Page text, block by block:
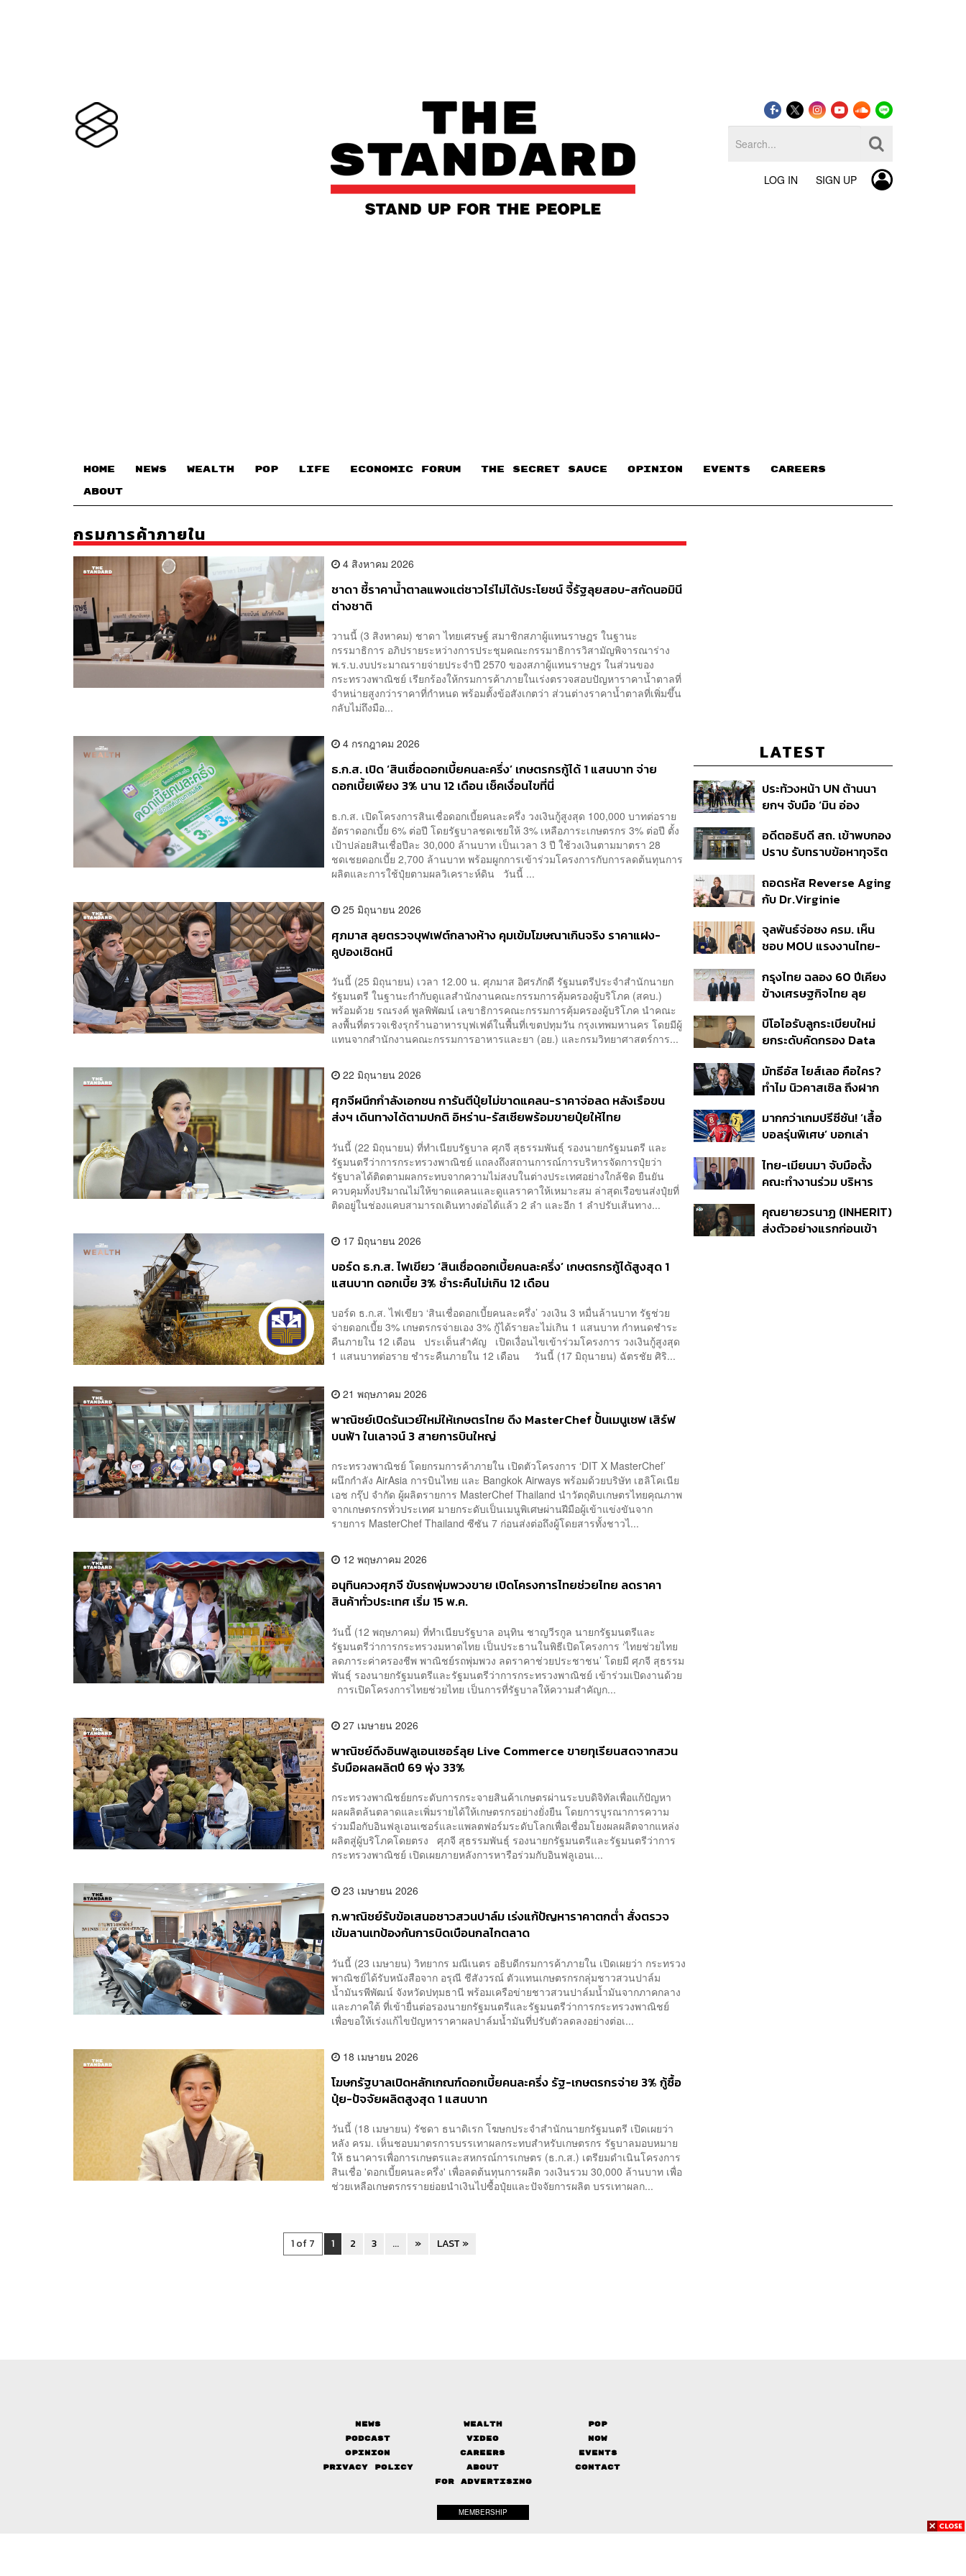
LOG IN SIGN UP
HOME NEWS WEALTH POP LIFE ECONOMIC FORUM THE SECRET SAUCE​ OPINION EVENTS CAREERS
ABOUT
กรมการค้าภายใน
4 สิงหาคม 2026
ชาดา ชี้ราคาน้ำตาลแพงแต่ชาวไร่ไม่ได้ประโยชน์ จี้รัฐลุยสอบ-สกัดนอมินี
ต่างชาติ
วานนี้ (3 สิงหาคม) ชาดา ไทยเศรษฐ์ สมาชิกสภาผู้แทนราษฎร ในฐานะ
กรรมาธิการ อภิปรายระหว่างการประชุมคณะกรรมาธิการวิสามัญพิจารณาร่าง
พ.ร.บ.งบประมาณรายจ่ายประจำปี 2570 ของสภาผู้แทนราษฎร ในส่วนของ
กระทรวงพาณิชย์ เรียกร้องให้กรมการค้าภายในเร่งตรวจสอบปัญหาราคาน้ำตาลที่
จำหน่ายสูงกว่าราคาที่กำหนด พร้อมตั้งข้อสังเกตว่า ส่วนต่างราคาน้ำตาลที่เพิ่มขึ้น
กลับไม่ถึงมือ...
4 กรกฎาคม 2026
ธ.ก.ส. เปิด ‘สินเชื่อดอกเบี้ยคนละครึ่ง’ เกษตรกรกู้ได้ 1 แสนบาท จ่าย
ดอกเบี้ยเพียง 3% นาน 12 เดือน เช็คเงื่อนไขที่นี่
ธ.ก.ส. เปิดโครงการสินเชื่อดอกเบี้ยคนละครึ่ง วงเงินกู้สูงสุด 100,000 บาทต่อราย
อัตราดอกเบี้ย 6% ต่อปี โดยรัฐบาลชดเชยให้ 3% เหลือภาระเกษตรกร 3% ต่อปี ตั้ง
เป้าปล่อยสินเชื่อปีละ 30,000 ล้านบาท เป็นเวลา 3 ปี ใช้วงเงินตามมาตรา 28
ชดเชยดอกเบี้ย 2,700 ล้านบาท พร้อมผูกการเข้าร่วมโครงการกับการลดต้นทุนการ
ผลิตและการใช้ปุ๋ยตามผลวิเคราะห์ดิน วันนี้ ...
25 มิถุนายน 2026
ศุภมาส ลุยตรวจบุฟเฟต์กลางห้าง คุมเข้มโฆษณาเกินจริง ราคาแฝง-
คูปองเชิดหนี
วันนี้ (25 มิถุนายน) เวลา 12.00 น. ศุภมาส อิศรภักดี รัฐมนตรีประจำสำนักนายก
รัฐมนตรี ในฐานะกำกับดูแลสำนักงานคณะกรรมการคุ้มครองผู้บริโภค (สคบ.)
พร้อมด้วย รณรงค์ พูลพิพัฒน์ เลขาธิการคณะกรรมการคุ้มครองผู้บริโภค นำคณะ
ลงพื้นที่ตรวจเชิงรุกร้านอาหารบุฟเฟต์ในพื้นที่เขตปทุมวัน กรุงเทพมหานคร โดยมีผู้
แทนจากสำนักงานคณะกรรมการอาหารและยา (อย.) และกรมวิทยาศาสตร์การ...
22 มิถุนายน 2026
ศุภจีผนึกกำลังเอกชน การันตีปุ๋ยไม่ขาดแคลน-ราคาจ่อลด หลังเรือขน
ส่งฯ เดินทางได้ตามปกติ อิหร่าน-รัสเซียพร้อมขายปุ๋ยให้ไทย
วันนี้ (22 มิถุนายน) ที่ทำเนียบรัฐบาล ศุภจี สุธรรมพันธุ์ รองนายกรัฐมนตรี และ
รัฐมนตรีว่าการกระทรวงพาณิชย์ แถลงถึงสถานการณ์การบริหารจัดการปุ๋ยว่า
รัฐบาลได้ติดตามผลกระทบจากความไม่สงบในต่างประเทศอย่างใกล้ชิด ยืนยัน
ควบคุมทั้งปริมาณไม่ให้ขาดแคลนและดูแลราคาให้เหมาะสม ล่าสุดเรือขนส่งปุ๋ยที่
ติดอยู่ในช่องแคบสามารถเดินทางต่อได้แล้ว 2 ลำ และอีก 1 ลำปรับเส้นทาง...
17 มิถุนายน 2026
บอร์ด ธ.ก.ส. ไฟเขียว ‘สินเชื่อดอกเบี้ยคนละครึ่ง’ เกษตรกรกู้ได้สูงสุด 1
แสนบาท ดอกเบี้ย 3% ชำระคืนไม่เกิน 12 เดือน
บอร์ด ธ.ก.ส. ไฟเขียว ‘สินเชื่อดอกเบี้ยคนละครึ่ง’ วงเงิน 3 หมื่นล้านบาท รัฐช่วย
จ่ายดอกเบี้ย 3% เกษตรกรจ่ายเอง 3% กู้ได้รายละไม่เกิน 1 แสนบาท กำหนดชำระ
คืนภายใน 12 เดือน ประเด็นสำคัญ เปิดเงื่อนไขเข้าร่วมโครงการ วงเงินกู้สูงสุด
1 แสนบาทต่อราย ชำระคืนภายใน 12 เดือน วันนี้ (17 มิถุนายน) ฉัตรชัย ศิริ...
21 พฤษภาคม 2026
พาณิชย์เปิดรันเวย์ใหม่ให้เกษตรไทย ดึง MasterChef ปั้นเมนูเชฟ เสิร์ฟ
บนฟ้า ในเลาจน์ 3 สายการบินใหญ่
กระทรวงพาณิชย์ โดยกรมการค้าภายใน เปิดตัวโครงการ ‘DIT X MasterChef’
ผนึกกำลัง AirAsia การบินไทย และ Bangkok Airways พร้อมด้วยบริษัท เฮลิโคเนีย
เอช กรุ๊ป จำกัด ผู้ผลิตรายการ MasterChef Thailand นำวัตถุดิบเกษตรไทยคุณภาพ
จากเกษตรกรทั่วประเทศ มายกระดับเป็นเมนูพิเศษผ่านฝีมือผู้เข้าแข่งขันจาก
รายการ MasterChef Thailand ซีซัน 7 ก่อนส่งต่อถึงผู้โดยสารทั้งชาวไ...
12 พฤษภาคม 2026
อนุทินควงศุภจี ขับรถพุ่มพวงขาย เปิดโครงการไทยช่วยไทย ลดราคา
สินค้าทั่วประเทศ เริ่ม 15 พ.ค.
วันนี้ (12 พฤษภาคม) ที่ทำเนียบรัฐบาล อนุทิน ชาญวีรกูล นายกรัฐมนตรีและ
รัฐมนตรีว่าการกระทรวงมหาดไทย เป็นประธานในพิธีเปิดโครงการ ‘ไทยช่วยไทย
ลดภาระค่าครองชีพ พาณิชย์รถพุ่มพวง ลดราคาช่วยประชาชน’ โดยมี ศุภจี สุธรรม
พันธุ์ รองนายกรัฐมนตรีและรัฐมนตรีว่าการกระทรวงพาณิชย์ เข้าร่วมเปิดงานด้วย
การเปิดโครงการไทยช่วยไทย เป็นการที่รัฐบาลให้ความสำคัญก...
27 เมษายน 2026
พาณิชย์ดึงอินฟลูเอนเซอร์ลุย Live Commerce ขายทุเรียนสดจากสวน
รับมือผลผลิตปี 69 พุ่ง 33%
กระทรวงพาณิชย์ยกระดับการกระจายสินค้าเกษตรผ่านระบบดิจิทัลเพื่อแก้ปัญหา
ผลผลิตล้นตลาดและเพิ่มรายได้ให้เกษตรกรอย่างยั่งยืน โดยการบูรณาการความ
ร่วมมือกับอินฟลูเอนเซอร์และแพลตฟอร์มระดับโลกเพื่อเชื่อมโยงผลผลิตจากแหล่ง
ผลิตสู่ผู้บริโภคโดยตรง ศุภจี สุธรรมพันธุ์ รองนายกรัฐมนตรีและรัฐมนตรีว่าการ
กระทรวงพาณิชย์ เปิดเผยภายหลังการหารือร่วมกับอินฟลูเอนเ...
23 เมษายน 2026
ก.พาณิชย์รับข้อเสนอชาวสวนปาล์ม เร่งแก้ปัญหาราคาตกต่ำ สั่งตรวจ
เข้มลานเทป้องกันการบิดเบือนกลไกตลาด
วันนี้ (23 เมษายน) วิทยากร มณีเนตร อธิบดีกรมการค้าภายใน เปิดเผยว่า กระทรวง
พาณิชย์ได้รับหนังสือจาก อรุณี ชีสังวรณ์ ตัวแทนเกษตรกรกลุ่มชาวสวนปาล์ม
น้ำมันรพีพัฒน์ จังหวัดปทุมธานี พร้อมเครือข่ายชาวสวนปาล์มน้ำมันจากภาคกลาง
และภาคใต้ ที่เข้ายื่นต่อรองนายกรัฐมนตรีและรัฐมนตรีว่าการกระทรวงพาณิชย์
เพื่อขอให้เร่งแก้ไขปัญหาราคาผลปาล์มน้ำมันที่ปรับตัวลดลงอย่างต่อเ...
18 เมษายน 2026
​โฆษกรัฐบาลเปิดหลักเกณฑ์ดอกเบี้ยคนละครึ่ง รัฐ-เกษตรกรจ่าย 3% กู้ซื้อ
ปุ๋ย-ปัจจัยผลิตสูงสุด 1 แสนบาท
วันนี้ (18 เมษายน) รัชดา ธนาดิเรก โฆษกประจำสำนักนายกรัฐมนตรี เปิดเผยว่า
หลัง ครม. เห็นชอบมาตรการบรรเทาผลกระทบสำหรับเกษตรกร รัฐบาลมอบหมาย
ให้ ธนาคารเพื่อการเกษตรและสหกรณ์การเกษตร (ธ.ก.ส.) เตรียมดำเนินโครงการ
สินเชื่อ 'ดอกเบี้ยคนละครึ่ง' เพื่อลดต้นทุนการผลิต วงเงินรวม 30,000 ล้านบาท เพื่อ
ช่วยเหลือเกษตรกรรายย่อยนำเงินไปซื้อปุ๋ยและปัจจัยการผลิต บรรเทาผลก...
1 of 7 1 2 3 ... » LAST »
LATEST
ประท้วงหน้า UN ต้านนา
ยกฯ จับมือ ‘มิน อ่อง
ตัดท่อน้ำเลี้ยงกองทัพเมีย
นมา
อดีตอธิบดี สถ. เข้าพบกอง
ปราบ รับทราบข้อหาทุจริต
กล่าวหา-เตรียมสู้คดีในชั้น
ศาล
ถอดรหัส Reverse Aging
กับ Dr.Virginie
วิทยาศาสตร์ความงามจาก
Dior
จุลพันธ์จ่อชง ครม. เห็น
ชอบ MOU แรงงานไทย-
รองรับอุตสาหกรรม ดึง
กลุ่มแม่บ้าน-งานอิสระเข้า
กรุงไทย ฉลอง 60 ปีเคียง
ข้างเศรษฐกิจไทย ลุย
Driven ขับเคลื่อน
ยุทธศาสตร์ความยั่งยืน
บีโอไอรับลูกระเบียบใหม่
ยกระดับคัดกรอง Data
ไฟ-น้ำอัตราพิเศษ พร้อม
กางแผนยึดประโยชน์
มัทธีอัส ไยส์เลอ คือใคร?
ทำไม นิวคาสเซิล ถึงฝาก
มากกว่าเกมปรีซีซัน! ‘เสื้อ
บอลรุ่นพิเศษ’ บอกเล่า
ไทย-เมียนมา จับมือตั้ง
คณะทำงานร่วม บริหาร
พรมแดน ชูเป้าหมายสิ่ง
แวดล้อมยั่งยืน
คุณยายวรนาฏ (INHERIT)
ส่งตัวอย่างแรกก่อนเข้า
News Wealth
Pop
Podcast
Video
Now
Opinion
Careers
Events
Privacy Policy
About
Contact
FOR ADVERTISING
MEMBERSHIP